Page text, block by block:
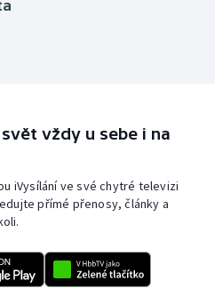
vždy u sebe i na
iVysílání ve své chytré televizi
přímé přenosy, články a